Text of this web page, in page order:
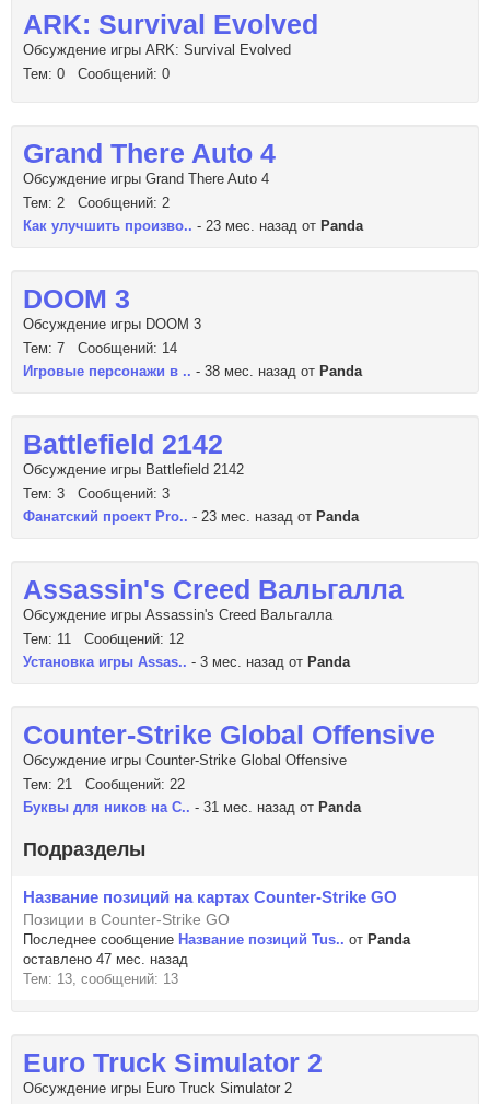
ARK: Survival Evolved
Обсуждение игры ARK: Survival Evolved
Тем: 0 Сообщений: 0
Grand There Auto 4
Обсуждение игры Grand There Auto 4
Тем: 2 Сообщений: 2
Как улучшить произво.. - 23 мес. назад от Panda
DOOM 3
Обсуждение игры DOOM 3
Тем: 7 Сообщений: 14
Игровые персонажи в .. - 38 мес. назад от Panda
Battlefield 2142
Обсуждение игры Battlefield 2142
Тем: 3 Сообщений: 3
Фанатский проект Pro.. - 23 мес. назад от Panda
Assassin's Creed Вальгалла
Обсуждение игры Assassin's Creed Вальгалла
Тем: 11 Сообщений: 12
Установка игры Assas.. - 3 мес. назад от Panda
Counter-Strike Global Offensive
Обсуждение игры Counter-Strike Global Offensive
Тем: 21 Сообщений: 22
Буквы для ников на C.. - 31 мес. назад от Panda
Подразделы
Название позиций на картах Counter-Strike GO
Позиции в Counter-Strike GO
Последнее сообщение Название позиций Tus.. от Panda
оставлено 47 мес. назад
Тем: 13, сообщений: 13
Euro Truck Simulator 2
Обсуждение игры Euro Truck Simulator 2